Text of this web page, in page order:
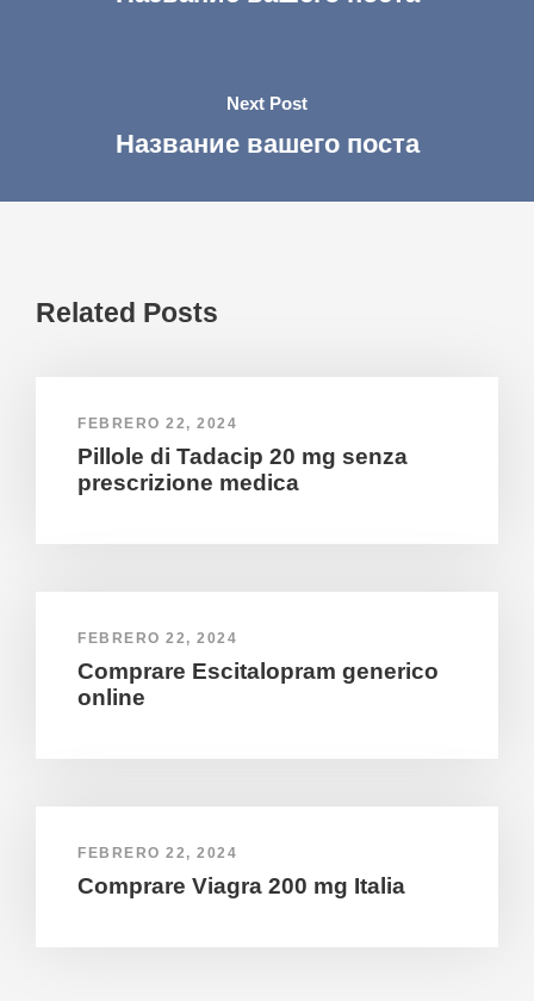
Next Post
Название вашего поста
Related Posts
FEBRERO 22, 2024
Pillole di Tadacip 20 mg senza
prescrizione medica
FEBRERO 22, 2024
Comprare Escitalopram generico
online
FEBRERO 22, 2024
Comprare Viagra 200 mg Italia